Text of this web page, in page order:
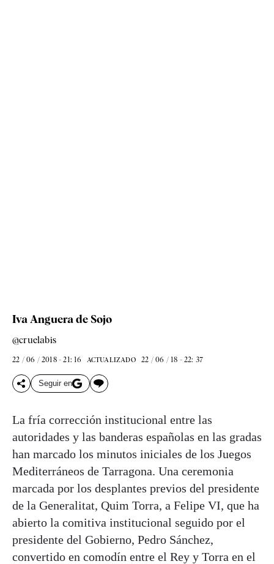
Iva Anguera de Sojo
@cruelabis
22 / 06 / 2018 - 21: 16 ACTUALIZADO 22 / 06 / 18 - 22: 37
Seguir en
La fría corrección institucional entre las
autoridades y las banderas españolas en las gradas
han marcado los minutos iniciales de los Juegos
Mediterráneos de Tarragona. Una ceremonia
marcada por los desplantes previos del presidente
de la Generalitat, Quim Torra, a Felipe VI, que ha
abierto la comitiva institucional seguido por el
presidente del Gobierno, Pedro Sánchez,
convertido en comodín entre el Rey y Torra en el